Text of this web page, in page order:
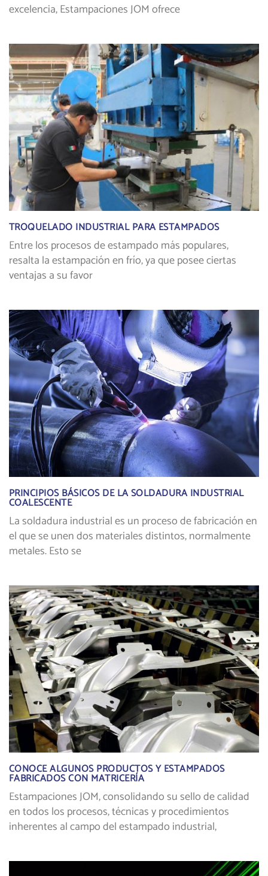
excelencia, Estampaciones JOM ofrece
TROQUELADO INDUSTRIAL PARA ESTAMPADOS
Entre los procesos de estampado más populares,
resalta la estampación en frío, ya que posee ciertas
ventajas a su favor
PRINCIPIOS BÁSICOS DE LA SOLDADURA INDUSTRIAL
COALESCENTE
La soldadura industrial es un proceso de fabricación en
el que se unen dos materiales distintos, normalmente
metales. Esto se
CONOCE ALGUNOS PRODUCTOS Y ESTAMPADOS
FABRICADOS CON MATRICERÍA
Estampaciones JOM, consolidando su sello de calidad
en todos los procesos, técnicas y procedimientos
inherentes al campo del estampado industrial,